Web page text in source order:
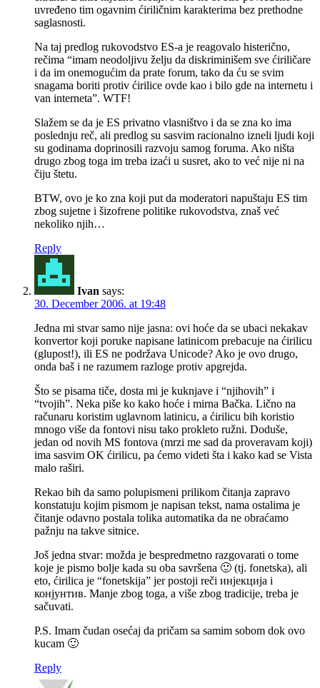
uvređeno tim ogavnim ćiriličnim karakterima bez prethodne
saglasnosti.
Na taj predlog rukovodstvo ES-a je reagovalo histerično,
rečima “imam neodoljivu želju da diskriminišem sve ćiriličare
i da im onemogućim da prate forum, tako da ću se svim
snagama boriti protiv ćirilice ovde kao i bilo gde na internetu i
van interneta”. WTF!
Slažem se da je ES privatno vlasništvo i da se zna ko ima
poslednju reč, ali predlog su sasvim racionalno izneli ljudi koji
su godinama doprinosili razvoju samog foruma. Ako ništa
drugo zbog toga im treba izaći u susret, ako to već nije ni na
čiju štetu.
BTW, ovo je ko zna koji put da moderatori napuštaju ES tim
zbog sujetne i šizofrene politike rukovodstva, znaš već
nekoliko njih…
Reply
Ivan says:
30. December 2006. at 19:48
Jedna mi stvar samo nije jasna: ovi hoće da se ubaci nekakav
konvertor koji poruke napisane latinicom prebacuje na ćirilicu
(glupost!), ili ES ne podržava Unicode? Ako je ovo drugo,
onda baš i ne razumem razloge protiv apgrejda.
Što se pisama tiče, dosta mi je kuknjave i “njihovih” i
“tvojih”. Neka piše ko kako hoće i mirna Bačka. Lično na
računaru koristim uglavnom latinicu, a ćirilicu bih koristio
mnogo više da fontovi nisu tako prokleto ružni. Doduše,
jedan od novih MS fontova (mrzi me sad da proveravam koji)
ima sasvim OK ćirilicu, pa ćemo videti šta i kako kad se Vista
malo raširi.
Rekao bih da samo polupismeni prilikom čitanja zapravo
konstatuju kojim pismom je napisan tekst, nama ostalima je
čitanje odavno postala tolika automatika da ne obraćamo
pažnju na takve sitnice.
Još jedna stvar: možda je bespredmetno razgovarati o tome
koje je pismo bolje kada su oba savršena 🙂 (tj. fonetska), ali
eto, ćirilica je “fonetskija” jer postoji reči инјекција i
конјунтив. Manje zbog toga, a više zbog tradicije, treba je
sačuvati.
P.S. Imam čudan osećaj da pričam sa samim sobom dok ovo
kucam 🙂
Reply